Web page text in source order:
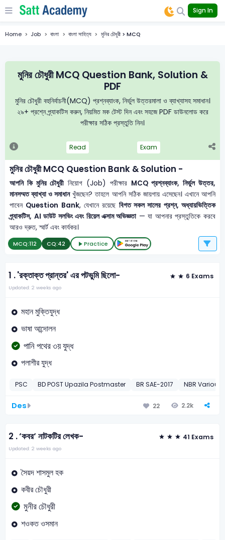
Sign In
Home Job বাংলা বাংলা সাহিত্য মুনির চৌধুরী > MCQ
মুনির চৌধুরী MCQ Question Bank, Solution &
PDF
মুনির চৌধুরী বহুনির্বাচনী(MCQ) প্রশ্নব্যাংক, নির্ভুল উত্তরমালা ও ব্যাখ্যাসহ সমাধান।
২৯+ প্রশ্নে প্র্যাকটিস করুন, নিয়মিত মক টেস্ট দিন এবং সহজে PDF ডাউনলোড করে
পরীক্ষার সঠিক প্রস্তুতি নিন।
Read Exam
মুনির চৌধুরী MCQ Question Bank & Solution -
আপনি কি মুনির চৌধুরী নিয়োগ (Job) পরীক্ষার MCQ প্রশ্নব্যাংক, নির্ভুল উত্তর,
মানসম্মত ব্যাখ্যা ও সমাধানখুঁজছেন? তাহলে আপনি সঠিক জায়গায় এসেছেন। এখানে আপনি
পাবেন Question Bank, যেখানে রয়েছে বিগত সকল সালের প্রশ্ন, অধ্যায়ভিত্তিক
প্র্যাকটিস, AI ডাউট সলভিং এবং রিয়েল এক্সাম অভিজ্ঞতা— যা আপনার প্রস্তুতিকে করবে
আরও দ্রুত, স্মার্ট এবং কার্যকর।
MCQ:112 CQ:42 Practice
1 .'রক্তাক্ত প্রান্তর' এর পটভুমি ছিলো- 6 Exams
Updated: 2 weeks ago
মহান মুক্তিযুদ্ধ
ভাষা আন্দোলন
পানি পথের ৩য় যুদ্ধ
পলাশীর যুদ্ধ
PSC BD POST Upazila Postmaster BR SAE-2017 NBR Various
Des 22 2.2k
2 .‘কবর‘ নাটকটির লেখক- 41 Exams
Updated: 2 weeks ago
সৈয়দ শাসমুল হক
কবীর চৌধুরী
মুনীর চৌধুরী
শওকত ওসমান